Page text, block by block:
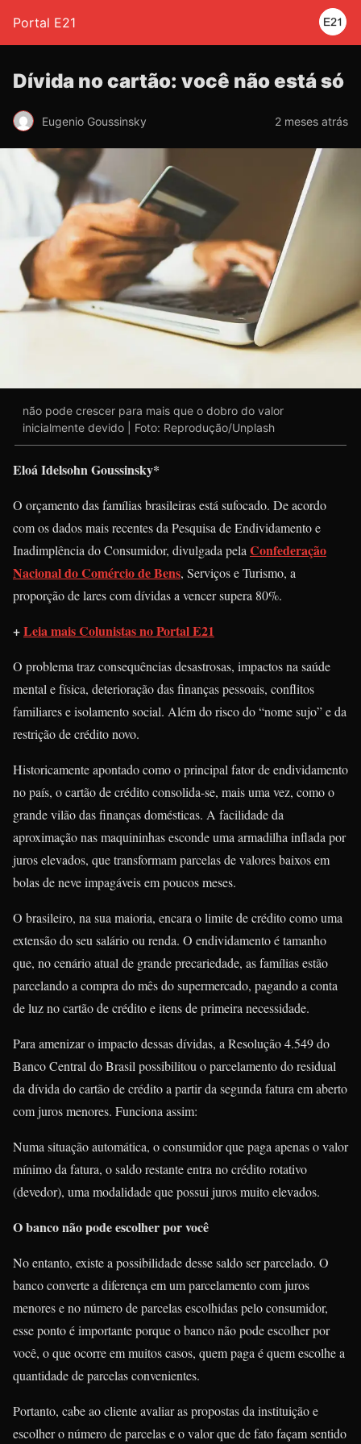
Portal E21
Dívida no cartão: você não está só
Eugenio Goussinsky 2 meses atrás
não pode crescer para mais que o dobro do valor
inicialmente devido | Foto: Reprodução/Unplash
Eloá Idelsohn Goussinsky*
O orçamento das famílias brasileiras está sufocado. De acordo
com os dados mais recentes da Pesquisa de Endividamento e
Inadimplência do Consumidor, divulgada pela Confederação
Nacional do Comércio de Bens, Serviços e Turismo, a
proporção de lares com dívidas a vencer supera 80%.
+Leia mais Colunistas no Portal E21
O problema traz consequências desastrosas, impactos na saúde
mental e física, deterioração das finanças pessoais, conflitos
familiares e isolamento social. Além do risco do “nome sujo” e da
restrição de crédito novo.
Historicamente apontado como o principal fator de endividamento
no país, o cartão de crédito consolida-se, mais uma vez, como o
grande vilão das finanças domésticas. A facilidade da
aproximação nas maquininhas esconde uma armadilha inflada por
juros elevados, que transformam parcelas de valores baixos em
bolas de neve impagáveis em poucos meses.
O brasileiro, na sua maioria, encara o limite de crédito como uma
extensão do seu salário ou renda. O endividamento é tamanho
que, no cenário atual de grande precariedade, as famílias estão
parcelando a compra do mês do supermercado, pagando a conta
de luz no cartão de crédito e itens de primeira necessidade.
Para amenizar o impacto dessas dívidas, a Resolução 4.549 do
Banco Central do Brasil possibilitou o parcelamento do residual
da dívida do cartão de crédito a partir da segunda fatura em aberto
com juros menores. Funciona assim:
Numa situação automática, o consumidor que paga apenas o valor
mínimo da fatura, o saldo restante entra no crédito rotativo
(devedor), uma modalidade que possui juros muito elevados.
O banco não pode escolher por você
No entanto, existe a possibilidade desse saldo ser parcelado. O
banco converte a diferença em um parcelamento com juros
menores e no número de parcelas escolhidas pelo consumidor,
esse ponto é importante porque o banco não pode escolher por
você, o que ocorre em muitos casos, quem paga é quem escolhe a
quantidade de parcelas convenientes.
Portanto, cabe ao cliente avaliar as propostas da instituição e
escolher o número de parcelas e o valor que de fato façam sentido